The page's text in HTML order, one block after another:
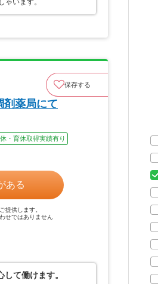
います。
保存する
薬局にて
・育休取得実績有り
ある
提供します。
せではありません
て働けます。